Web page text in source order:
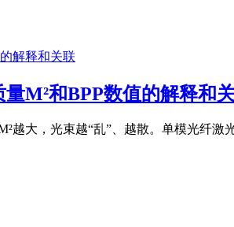
M²和BPP数值的解释和
越大，光束越“乱”、越散。单模光纤激